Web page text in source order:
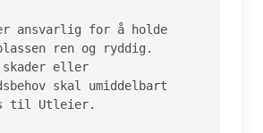
ansvarlig for å holde
ren og ryddig.
skader eller
skal umiddelbart
til Utleier.